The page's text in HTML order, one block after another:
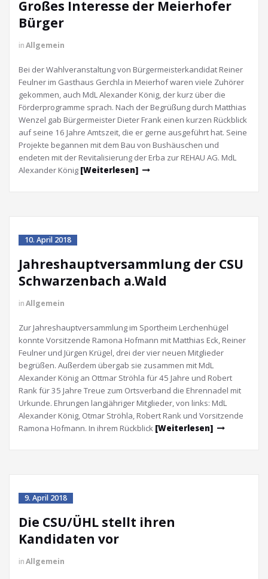
Großes Interesse der Meierhofer
Bürger
inAllgemein
Bei der Wahlveranstaltung von Bürgermeisterkandidat Reiner
Feulner im Gasthaus Gerchla in Meierhof waren viele Zuhörer
gekommen, auch MdL Alexander König, der kurz über die
Förderprogramme sprach. Nach der Begrüßung durch Matthias
Wenzel gab Bürgermeister Dieter Frank einen kurzen Rückblick
auf seine 16 Jahre Amtszeit, die er gerne ausgeführt hat. Seine
Projekte begannen mit dem Bau von Bushäuschen und
endeten mit der Revitalisierung der Erba zur REHAU AG. MdL
Alexander König [Weiterlesen]
10. April 2018
Jahreshauptversammlung der CSU
Schwarzenbach a.Wald
inAllgemein
Zur Jahreshauptversammlung im Sportheim Lerchenhügel
konnte Vorsitzende Ramona Hofmann mit Matthias Eck, Reiner
Feulner und Jürgen Krügel, drei der vier neuen Mitglieder
begrüßen. Außerdem übergab sie zusammen mit MdL
Alexander König an Ottmar Ströhla für 45 Jahre und Robert
Rank für 35 Jahre Treue zum Ortsverband die Ehrennadel mit
Urkunde. Ehrungen langjähriger Mitglieder, von links: MdL
Alexander König, Otmar Ströhla, Robert Rank und Vorsitzende
Ramona Hofmann. In ihrem Rückblick [Weiterlesen]
9. April 2018
Die CSU/ÜHL stellt ihren
Kandidaten vor
inAllgemein